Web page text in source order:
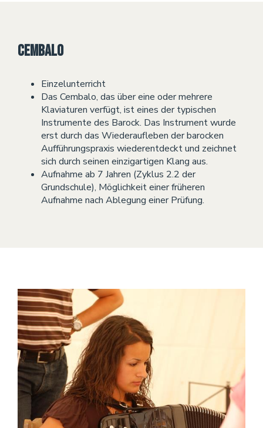
Cembalo
Einzelunterricht
Das Cembalo, das über eine oder mehrere
Klaviaturen verfügt, ist eines der typischen
Instrumente des Barock. Das Instrument wurde
erst durch das Wiederaufleben der barocken
Aufführungspraxis wiederentdeckt und zeichnet
sich durch seinen einzigartigen Klang aus.
Aufnahme ab 7 Jahren (Zyklus 2.2 der
Grundschule), Möglichkeit einer früheren
Aufnahme nach Ablegung einer Prüfung.